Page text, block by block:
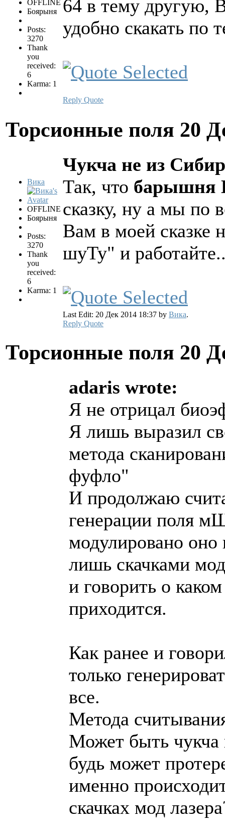
OFFLINE
Боярыня
Posts:
3270
Thank
you
received:
6
Karma: 1
64 в тему другую,
удобно скакать по
Reply Quote
Торсионные поля 20
Вика
OFFLINE
Боярыня
Posts:
3270
Thank
you
received:
6
Karma: 1
Чукча не из
Так, что барышня
сказку, ну а мы по
Вам в моей сказке
шуТу" и
Last Edit: 20 Дек 2014 18:37 by Вика.
Reply Quote
Торсионные поля 20
adaris wrote:
Я не отрицал
Я лишь выразил
метода
фуфло"
И продолжаю
генерации поля
модулировано оно
лишь скачками
и говорить о
приходится.
Как ранее и
только
все.
Метода
Может быть чукча
будь может
именно
скачках мод